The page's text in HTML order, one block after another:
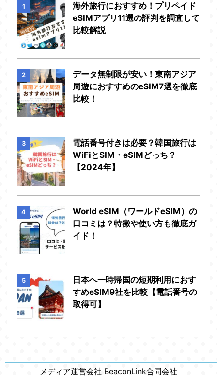
1
海外旅行におすすめ！プリペイド
eSIMアプリ11選の評判を調査して
比較解説
2
データ無制限が安い！東南アジア
周遊におすすめのeSIM7選を徹底
比較！
3
電話番号付きは必要？韓国旅行は
WiFiとSIM・eSIMどっち？
【2024年】
4
World eSIM（ワールドeSIM）の
口コミは？特徴や使い方も徹底ガ
イド！
5
日本へ一時帰国の短期利用におす
すめeSIM9社を比較【電話番号の
取得可】
メディア運営会社 BeaconLink合同会社